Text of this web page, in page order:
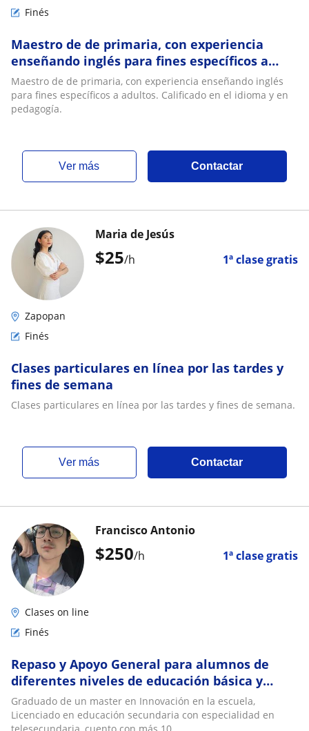
Finés
Maestro de de primaria, con experiencia
enseñando inglés para fines específicos a
adultos. Calificado en el idioma y en
pedagogía
Maestro de de primaria, con experiencia enseñando inglés
para fines específicos a adultos. Calificado en el idioma y en
pedagogía.
ver más Contactar
$25/h 1ª clase gratis
Maria de Jesús
Zapopan
Finés
Clases particulares en línea por las tardes y
fines de semana
Clases particulares en línea por las tardes y fines de semana.
ver más Contactar
$250/h 1ª clase gratis
Francisco Antonio
Clases on line
Finés
Repaso y Apoyo General para alumnos de
diferentes niveles de educación básica y
algunos temas de bachillerato
Graduado de un master en Innovación en la escuela,
Licenciado en educación secundaria con especialidad en